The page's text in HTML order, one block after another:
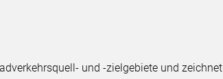
und -zielgebiete und zeichnet